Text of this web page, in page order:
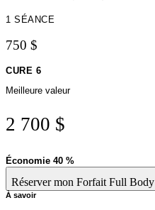
1 SÉANCE
750 $
CURE 6
Meilleure valeur
2 700 $
Économie 40 %
Réserver mon Forfait Full Body
À savoir